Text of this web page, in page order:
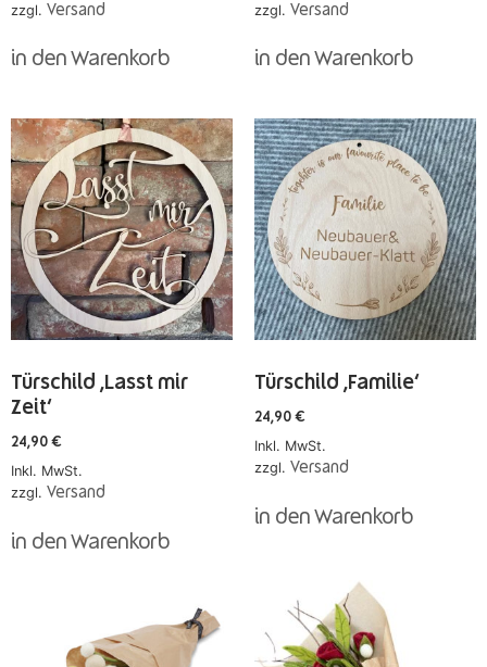
zzgl. Versand
in den Warenkorb
zzgl. Versand
in den Warenkorb
Türschild ‚Lasst mir
Zeit‘
24,90 €
Inkl. MwSt.
zzgl. Versand
in den Warenkorb
Türschild ‚Familie‘
24,90 €
Inkl. MwSt.
zzgl. Versand
in den Warenkorb